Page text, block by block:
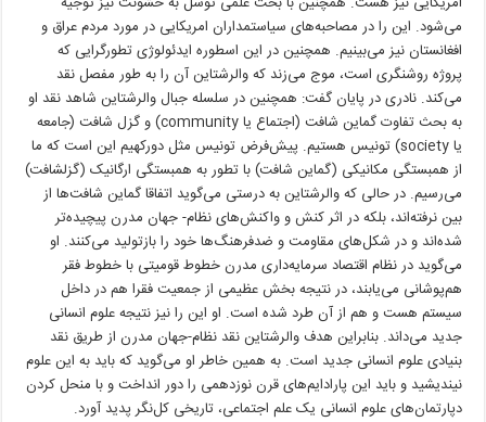
می‌شود. این را در مصاحبه‌های سیاستمداران امریکایی در مورد مردم عراق و
افغانستان نیز می‌بینیم. همچنین در این اسطوره ایدئولوژی تطورگرایی که
پروژه روشنگری است، موج می‌زند که والرشتاین آن را به طور مفصل نقد
می‌کند. نادری در پایان گفت: همچنین در سلسله جبال والرشتاین شاهد نقد او
به بحث تفاوت گماین شافت (اجتماع یا community) و گزل شافت (جامعه
یا society) تونیس هستیم. پیش‌فرض تونیس مثل دورکهیم این است که ما
از همبستگی مکانیکی (گماین شافت) با تطور به همبستگی ارگانیک (گزلشافت)
می‌رسیم. در حالی که والرشتاین به درستی می‌گوید اتفاقا گماین شافت‌ها از
بین نرفته‌اند، بلکه در اثر کنش و واکنش‌های نظام- جهان مدرن پیچیده‌تر
شده‌اند و در شکل‌های مقاومت و ضدفرهنگ‌ها خود را بازتولید می‌کنند. او
می‌گوید در نظام اقتصاد سرمایه‌داری مدرن خطوط قومیتی با خطوط فقر
هم‌پوشانی می‌یابند، در نتیجه بخش عظیمی از جمعیت فقرا هم در داخل
سیستم هست و هم از آن طرد شده است. او این را نیز نتیجه علوم انسانی
جدید می‌داند. بنابراین هدف والرشتاین نقد نظام-جهان مدرن از طریق نقد
بنیادی علوم انسانی جدید است. به همین خاطر او می‌گوید که باید به این علوم
نیندیشید و باید این پارادایم‌های قرن نوزدهمی را دور انداخت و با منحل کردن
دپارتمان‌های علوم انسانی یک علم اجتماعی، تاریخی کل‌نگر پدید آورد.